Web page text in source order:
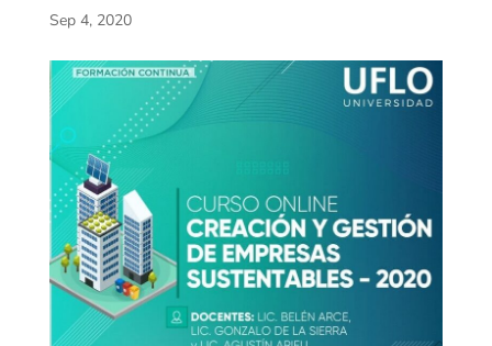
Sep 4, 2020